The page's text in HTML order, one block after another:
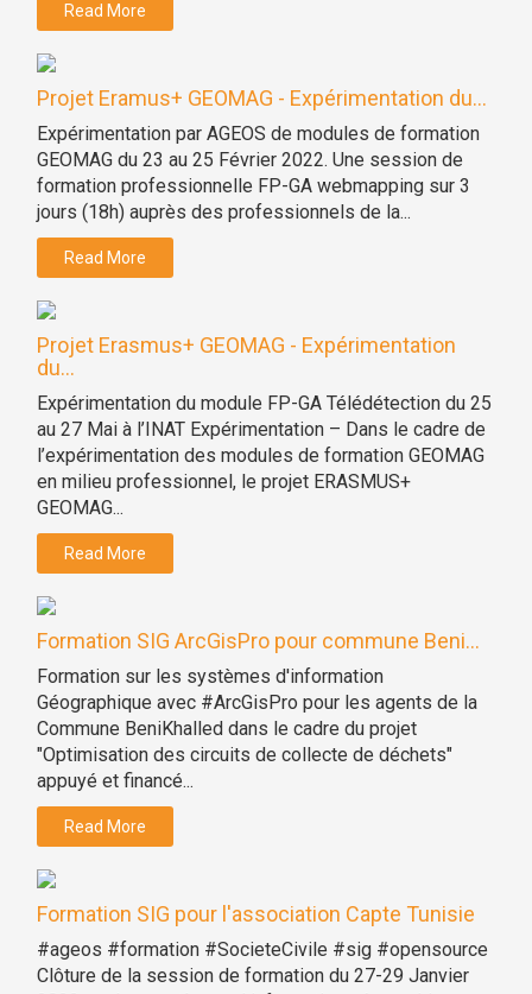
Read More
Projet Eramus+ GEOMAG - Expérimentation du...
Expérimentation par AGEOS de modules de formation
GEOMAG du 23 au 25 Février 2022. Une session de
formation professionnelle FP-GA webmapping sur 3
jours (18h) auprès des professionnels de la...
Read More
Projet Erasmus+ GEOMAG - Expérimentation
du...
Expérimentation du module FP-GA Télédétection du 25
au 27 Mai à l’INAT Expérimentation – Dans le cadre de
l’expérimentation des modules de formation GEOMAG
en milieu professionnel, le projet ERASMUS+
GEOMAG...
Read More
Formation SIG ArcGisPro pour commune Beni...
Formation sur les systèmes d'information
Géographique avec #ArcGisPro pour les agents de la
Commune BeniKhalled dans le cadre du projet
"Optimisation des circuits de collecte de déchets"
appuyé et financé...
Read More
Formation SIG pour l'association Capte Tunisie
#ageos #formation #SocieteCivile #sig #opensource
Clôture de la session de formation du 27-29 Janvier